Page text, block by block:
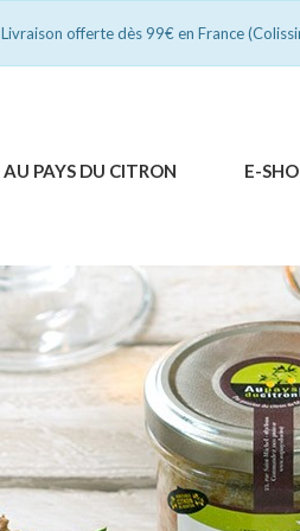
Livraison offerte dès 99€ en France
AU PAYS DU CITRON E-